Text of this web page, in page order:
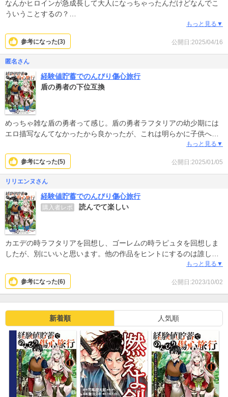
ペドフィリアがいるのかもしれないが。ストーリーが良くても良さ
なんかヒロインが急成長して大人になっちゃったんだけどなんでこ
ういうことするの？
もっと見る▼
公開日:2025/04/16
参考になった(3)
匿名さん
経験値貯蓄でのんびり傷心旅行
盾の勇者の下位互換
めっちゃ雑な盾の勇者って感じ。盾の勇者ラフタリアの幼少期には
エロ描写なんてなかったから良かったが、これは明らかに子供への
もっと見る▼
公開日:2025/01/05
参考になった(5)
リリエンヌさん
経験値貯蓄でのんびり傷心旅行
購入者レポ 読んでて楽しい
カエデの時ラフタリアを回想し、ゴーレムの時ラピュタを回想しま
したが、別にいいと思います。他の作品をヒントにするのは誰しも
してること。絵がかわいい、セクシーシーンもある、ストーリーも
いい、読んでてホッコリします。戦闘面においてチート化したトー
ルが女性陣との恋愛をどのように展開するのかが楽しみです。トー
ルを好きにならない女性はいないでしょうから、トールはハーレム
もっと見る▼
公開日:2023/10/02
参考になった(6)
新着順 人気順